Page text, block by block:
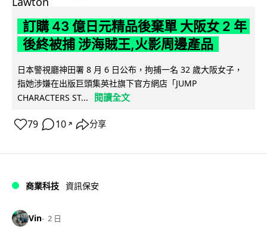
訂購 43 億日元精品後棄單 大阪女 2 年
後終被捕 涉海賊王,火影周邊產品
日本警視廳神田署 8 月 6 日公布，拘捕一名 32 歲大阪女子，
指她涉嫌在出版巨頭集英社旗下官方網店「JUMP
CHARACTERS ST...
閱讀全文
79 10 ↗ 分享
商業科技 資訊保安
Vin 2 日